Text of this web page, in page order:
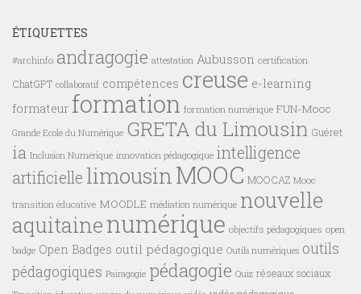
ÉTIQUETTES
#archinfo andragogie attestation Aubusson certification
ChatGPT collaboratif compétences creuse e-learning
formateur formation formation numérique FUN-Mooc
Grande Ecole du Numérique GRETA du Limousin Guéret
ia Inclusion Numérique innovation pédagogique intelligence
artificielle limousin MOOC MOOCAZ Mooc
transition éducative MOODLE médiation numérique nouvelle
aquitainenumérique objectifs pédagogiques open
badge Open Badges outil pédagogique Outils numériques outils
pédagogiques Pairagogie pédagogie Quiz réseaux sociaux